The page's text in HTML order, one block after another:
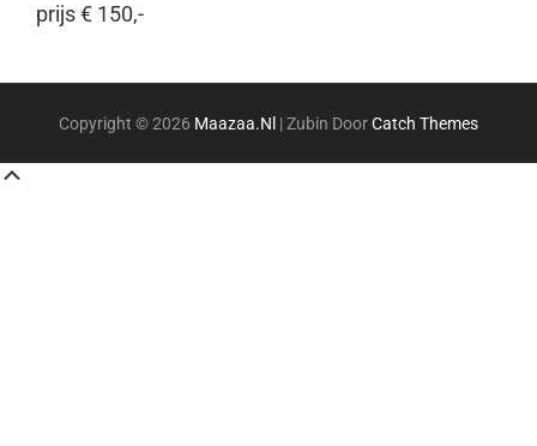
prijs € 150,-
Copyright © 2026 Maazaa.nl |Zubin DoorCatch Themes